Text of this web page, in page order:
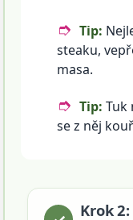
Tip:
steaku,
masa.
Tip: Tuk
se z něj
Krok